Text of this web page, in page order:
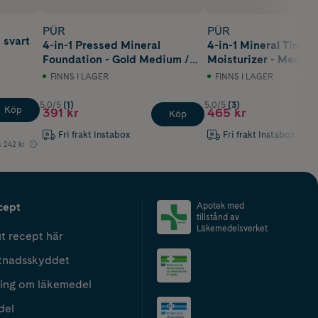
svart
242 kr
Köp
PÜR
4-in-1 Pressed Mineral
Foundation - Gold Medium /
MN5 81ml
FINNS I LAGER
5.0/5 (1)
391 kr
Fri frakt Instabox
Köp
PÜR
4-in-1 Mineral Tinted
Moisturizer -
50gFINNS I LAGER
5.0/5 (3)
465 kr
Fri frakt Instabox
recept här
om läkemedel
Apotek med
tillstånd av
Läkemedelsverket